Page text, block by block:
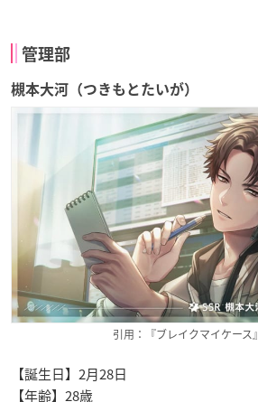
管理部
槻本大河（つきもとたいが）
引用：『ブレイクマイケース』
【誕生日】2月28日
【年齢】28歳